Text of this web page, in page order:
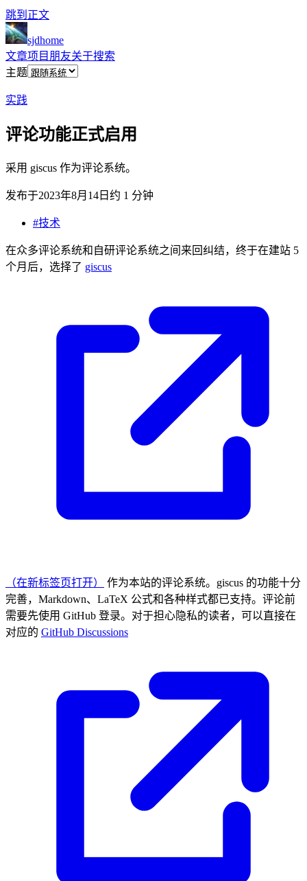
跳到正文
sjdhome
文章项目 朋友关于搜索
主题
实践
评论功能正式启用
采用 giscus 作为评论系统。
发布于2023年8月14日 约 1 分钟
#技术
在众多评论系统和自研评论系统之间来回纠结，终于在建站 5
个月后，选择了 giscus
（在新标签页打开）
作为本站的评论系统。giscus 的功能十分
完善，Markdown、LaTeX 公式和各种样式都已支持。评论前
需要先使用 GitHub 登录。对于担心隐私的读者，可以直接在
对应的 GitHub Discussions